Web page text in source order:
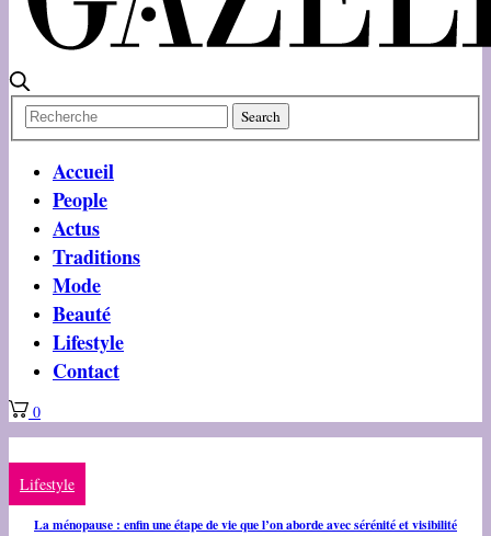
Accueil
People
Actus
Traditions
Mode
Beauté
Lifestyle
Contact
0
Lifestyle
La ménopause : enfin une étape de vie que l’on aborde avec sérénité et visibilité